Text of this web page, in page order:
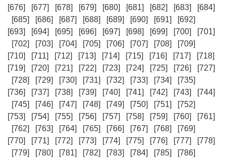
[676]
[677] [678] [679] [680] [681] [682] [683]
[684]
[685]
[686] [687] [688] [689] [690] [691]
[692]
[693]
[694] [695] [696] [697] [698] [699] [700]
[701]
[702]
[703] [704] [705] [706] [707] [708]
[709]
[710]
[711] [712] [713] [714] [715] [716] [717]
[718]
[719]
[720] [721] [722] [723] [724] [725] [726]
[727]
[728]
[729] [730] [731] [732] [733] [734]
[735]
[736]
[737] [738] [739] [740] [741] [742] [743]
[744]
[745]
[746] [747] [748] [749] [750] [751]
[752]
[753]
[754] [755] [756] [757] [758] [759] [760]
[761]
[762]
[763] [764] [765] [766] [767] [768]
[769]
[770]
[771] [772] [773] [774] [775] [776] [777]
[778]
[779]
[780] [781] [782] [783] [784] [785]
[786]